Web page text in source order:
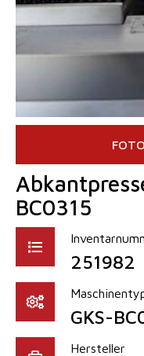
BC0315
251982
GKS-
Hersteller